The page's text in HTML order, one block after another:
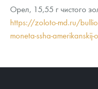
Орел, 15,55 г чистого
https://zoloto-md.ru/
moneta-ssha-